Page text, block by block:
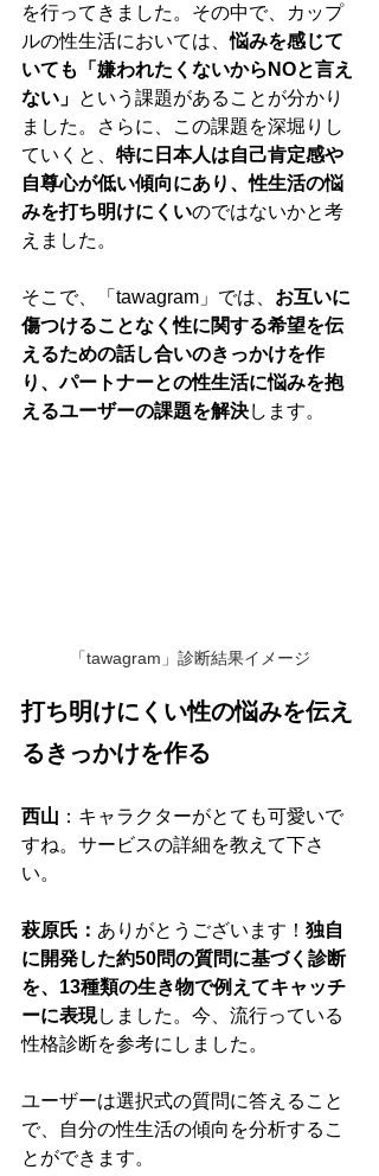
を行ってきました。その中で、カップ
ルの性生活においては、悩みを感じて
いても「嫌われたくないからNOと言え
ない」 という課題があることが分かり
ました。さらに、この課題を深堀りし
ていくと、 特に日本人は自己肯定感や
自尊心が低い傾向にあり、性生活の悩
みを打ち明けにくいのではないかと考
えました。
そこで、「tawagram」では、 お互いに
傷つけることなく性に関する希望を伝
えるための話し合いのきっかけを作
り、パートナーとの性生活に悩みを抱
えるユーザーの課題を解決します。
「tawagram」診断結果イメージ
打ち明けにくい性の悩みを伝え
るきっかけを作る
西山 ：キャラクターがとても可愛いで
すね。サービスの詳細を教えて下さ
い。
萩原氏： ありがとうございます！ 独自
に開発した約50問の質問に基づく診断
を、13種類の生き物で例えてキャッチ
ーに表現しました。今、流行っている
性格診断を参考にしました。
ユーザーは選択式の質問に答えること
で、自分の性生活の傾向を分析するこ
とができます。